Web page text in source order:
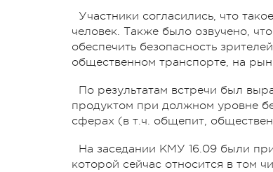
Участники согласились, что
человек. Также было озвучено,
обеспечить безопасность
общественном транспорте, на
По результатам встречи был
продуктом при должном уровне
сферах (в т.ч. общепит,
На заседании КМУ 16.09 были
которой сейчас относится в том